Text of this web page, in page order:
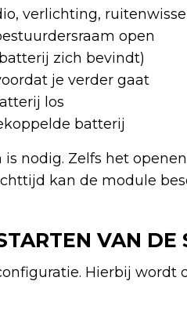
verlichting,
open
zich bevindt)
je verder gaat
los
batterij
nodig. Zelfs het
kan de module
VAN DE
Hierbij wordt